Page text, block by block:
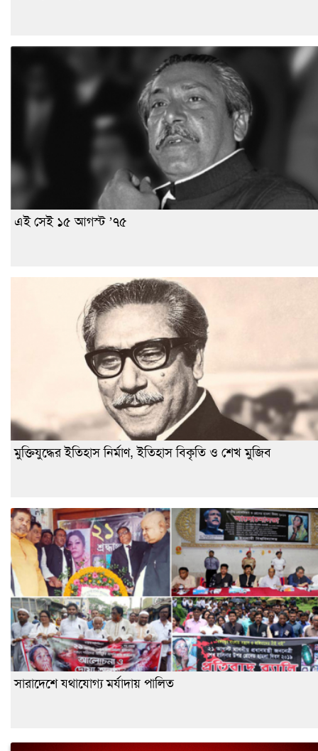
এই সেই ১৫ আগস্ট ’৭৫
মুক্তিযুদ্ধের ইতিহাস নির্মাণ, ইতিহাস বিকৃতি ও শেখ মুজিব
সারাদেশে যথাযোগ্য মর্যাদায় পালিত